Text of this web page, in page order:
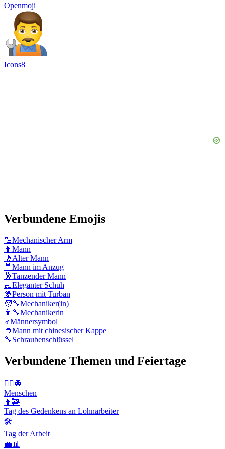
Openmoji
Icons8
Verbundene Emojis
🦾Mechanischer Arm
👨 Mann
👴 Alter Mann
🤵 Mann im Anzug
🕺Tanzender Mann
👞Eleganter Schuh
👳Person mit Turban
🧑‍🔧Mechaniker(in)
👩‍🔧Mechanikerin
♂️Männersymbol
👲Mann mit chinesischer Kappe
🔧Schraubenschlüssel
Verbundene Themen und Feiertage
👨‍✈️👷
Menschen
👨‍🚒
Tag des Gedenkens an Lohnarbeiter
🛠
Tag der Arbeit
💼📊